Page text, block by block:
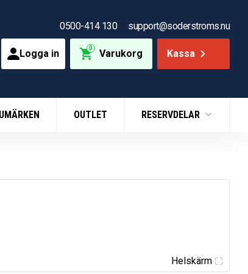
0500-414 130 support@soderstroms.nu
Logga in 0 Varukorg Kassa
OUTLET RESERVDELAR
Helskärm